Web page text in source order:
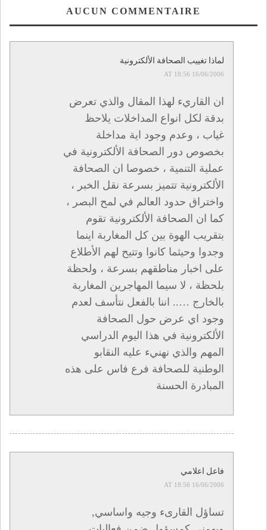
في ظرف اسبوعينAUCUN COMMENTAIRE
لماذا تغييب الصحافة الألكترونية
16/06/2006 AT 18:56
ان القاريء لهذا المقال والذي تعرض
بدقة لكل انواع المداخلات يلاحظ
غياب ، وعدم وجود اية مداخلة
بخصوص دور الصحافة الألكترونية في
عملية التنمية ، خصوصا ان الصحافة
الألكترونية تتميز بسرعة نقل الخبر ،
واختراق حدود العالم في لمح البصر ،
كما ان الصحافة الألكترونية تقوم
بتقريب الهوة بين كل المغاربة اينما
وجدوا وحيثما كانوا وتتيح لهم الأطلاع
على اخبار مناطقهم بسرعة ، ولحظة
بلحظة ، لا سيما المهاجرين المغاربة
بالخارج ….. اننا بالفعل نتأسف لعدم
وجود اي عرض حول الصحافة
الألكترونية في هذا اليوم الدراسي
المهم والذي نهنيء عليه النقابو
الوطنية للصحافة فرع فاس على هذه
المبادرة الحسنة
فاعل اعلامي
16/06/2006 AT 18:56
تساؤل القارىء وجيه واساسي,